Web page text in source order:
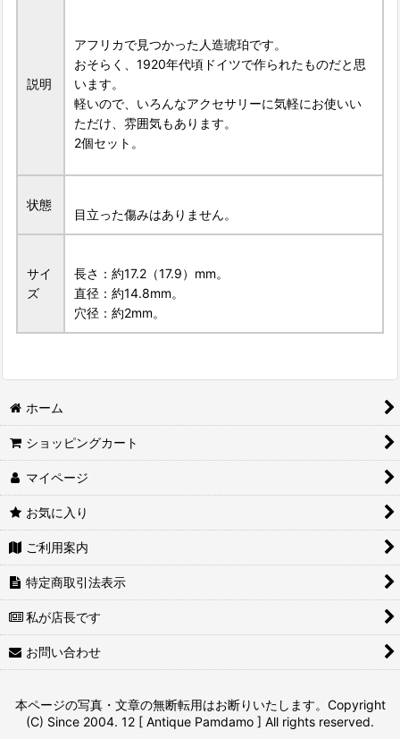
説明
アフリカで見つかった人造琥珀です。
おそらく、1920年代頃ドイツで作られたものだと思
います。
軽いので、いろんなアクセサリーに気軽にお使いい
ただけ、雰囲気もあります。
2個セット。
状態
目立った傷みはありません。
サイ
ズ
長さ：約17.2（17.9）mm。
直径：約14.8mm。
穴径：約2mm。
ホーム
ショッピングカート
マイページ
お気に入り
ご利用案内
特定商取引法表示
私が店長です
お問い合わせ
本ページの写真・文章の無断転用はお断りいたします。Copyright
(C) Since 2004. 12 [ Antique Pamdamo ] All rights reserved.